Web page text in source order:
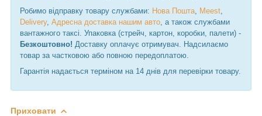
Робимо відправку товару службами: Нова Пошта Meest
Delivery, Адресна доставка нашим авто , а також службами
вантажного таксі. Упаковка (стрейч, картон, коробки, палети) -
Безкоштовно! Доставку оплачує отримувач. Надсилаємо
товар за частковою або повною передоплатою.
Гарантія надається терміном на 14 днів для перевірки товару.
Приховати